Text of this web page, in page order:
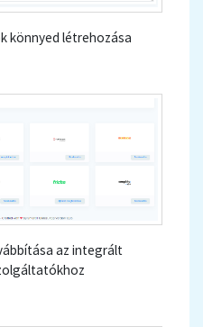
könnyed létrehozása
az integrált